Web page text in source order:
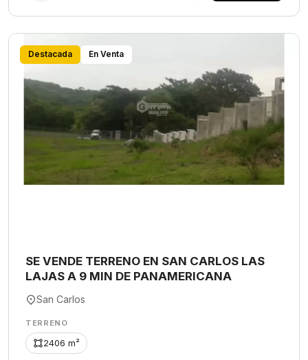
Destacada En Venta
SE VENDE TERRENO EN SAN CARLOS LAS
LAJAS A 9 MIN DE PANAMERICANA
San Carlos
TERRENO
2406 m²